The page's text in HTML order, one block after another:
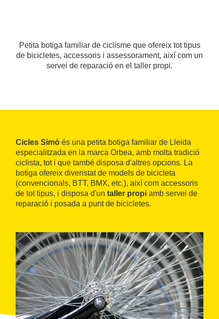
Petita botiga familiar de ciclisme que ofereix tot tipus
de bicicletes, accessoris i assessorament, així com un
servei de reparació en el taller propi.
Cicles Simó és una petita botiga familiar de Lleida
especialitzada en la marca Orbea, amb molta tradició
ciclista, tot i que també disposa d'altres opcions. La
botiga ofereix diveristat de models de bicicleta
(convencionals, BTT, BMX, etc.), així com accessoris
de tot tipus, i disposa d'un taller propi amb servei de
reparació i posada a punt de bicicletes.